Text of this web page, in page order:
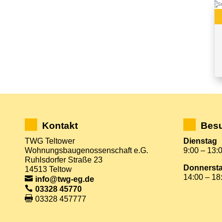
Kontakt
TWG Teltower
Wohnungsbaugenossenschaft e.G.
Ruhlsdorfer Straße 23
14513 Teltow
info@twg-eg.de
03328 45770
03328 457777
Dienstag
9:00 –
14:00 –